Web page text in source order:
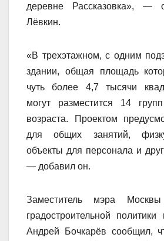
деревне Рассказовка», —
Лёвкин.
«В трехэтажном, с одним
здании, общая площадь
чуть более 4,7 тысячи
могут разместится 14
возраста. Проектом
для общих занятий,
объекты для персонала и
— добавил он.
Заместитель мэра
градостроительной политики
Андрей Бочкарёв сообщил,